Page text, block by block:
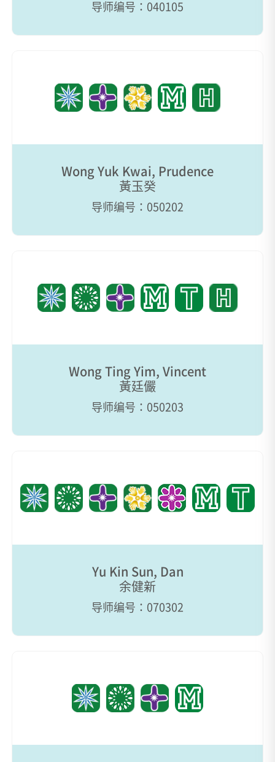
导师编号：040105
Wong Yuk Kwai, Prudence
黃玉癸
导师编号：050202
Wong Ting Yim, Vincent
黃廷儼
导师编号：050203
Yu Kin Sun, Dan
余健新
导师编号：070302